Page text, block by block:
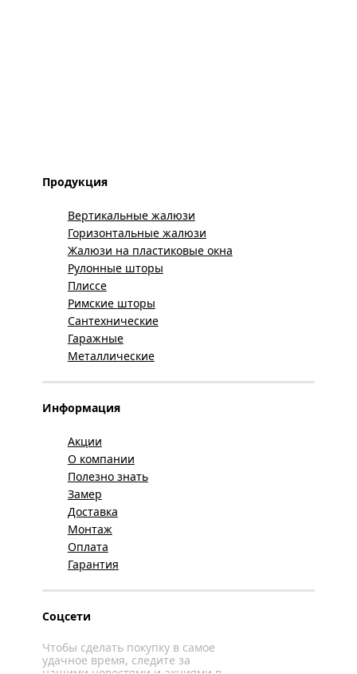
Продукция
Вертикальные жалюзи
Горизонтальные жалюзи
Жалюзи на пластиковые окна
Рулонные шторы
Плиссе
Римские шторы
Сантехнические
Гаражные
Металлические
Информация
Акции
О компании
Полезно знать
Замер
Доставка
Монтаж
Оплата
Гарантия
Соцсети
Чтобы сделать покупку в самое
удачное время, следите за